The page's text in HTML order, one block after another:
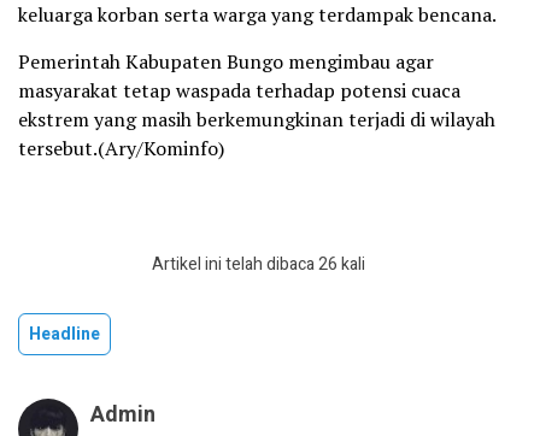
keluarga korban serta warga yang terdampak bencana.
Pemerintah Kabupaten Bungo mengimbau agar
masyarakat tetap waspada terhadap potensi cuaca
ekstrem yang masih berkemungkinan terjadi di wilayah
tersebut.(Ary/Kominfo)
Artikel ini telah dibaca 26 kali
Headline
Admin